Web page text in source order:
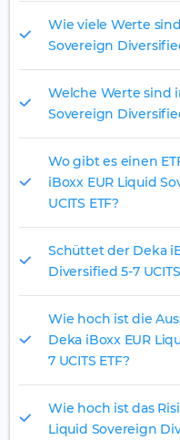
Wie viele Werte
Sovereign
Welche Werte sind
Sovereign
Wo gibt es einen
iBoxx EUR Liquid
UCITS ETF?
Schüttet der Deka
Diversified 5-7
Wie hoch ist die
Deka iBoxx EUR
7 UCITS ETF?
Wie hoch ist das
Liquid Sovereign